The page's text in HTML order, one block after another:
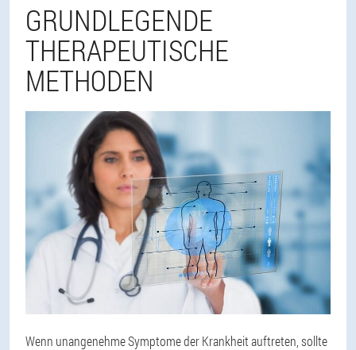
GRUNDLEGENDE
THERAPEUTISCHE
METHODEN
Wenn unangenehme Symptome der Krankheit auftreten, sollte